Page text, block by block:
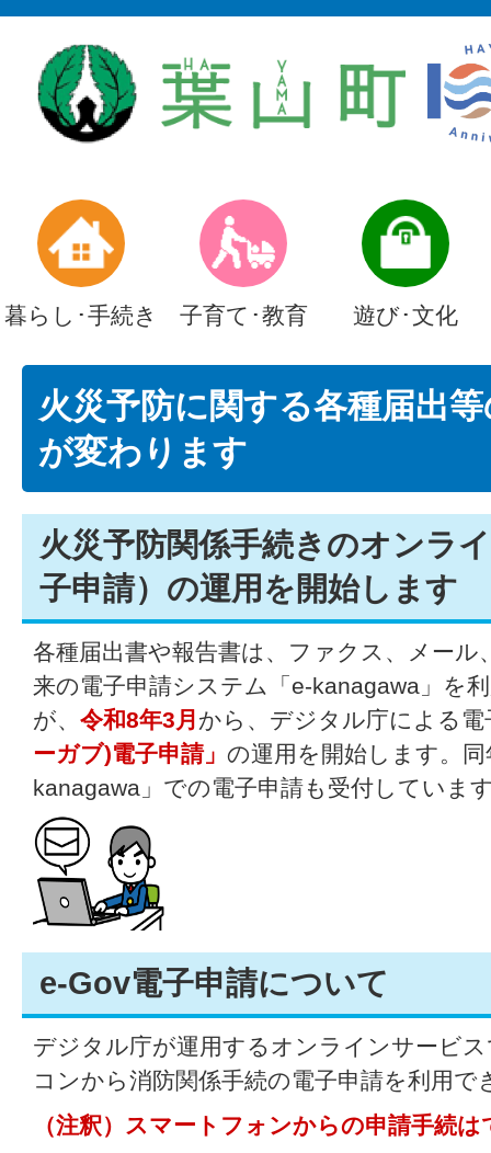
暮らし･手続き 子育て･教育 遊び･文化
火災予防に関する各種届出
が変わります
火災予防関係手続きのオンラ
子申請）の運用を開始します
各種届出書や報告書は、ファクス、メール
来の電子申請システム「e-kanagawa」を
が、 令和8年3月 から、デジタル庁による
ーガブ)電子申請」 の運用を開始します。
kanagawa」での電子申請も受付していま
e-Gov電子申請について
デジタル庁が運用するオンラインサービ
コンから消防関係手続の電子申請を利用で
（注釈）スマートフォンからの申請手続